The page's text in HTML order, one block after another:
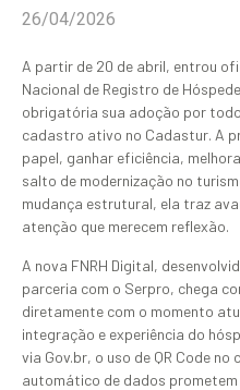
26/04/2026
A partir de 20 de abril, entrou
Nacional de Registro de
obrigatória sua adoção por
cadastro ativo no Cadastur. A
papel, ganhar eficiência,
salto de modernização no
mudança estrutural, ela traz
atenção que merecem reflexão.
A nova FNRH Digital,
parceria com o Serpro, chega
diretamente com o momento
integração e experiência do
via Gov.br, o uso de QR Code
automático de dados